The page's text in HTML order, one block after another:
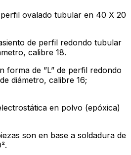
ovalado tubular en 40 X 20
de perfil redondo tubular
calibre 18.
forma de ”L” de perfil redondo
diámetro, calibre 16;
en polvo (epóxica)
son en base a soldadura de